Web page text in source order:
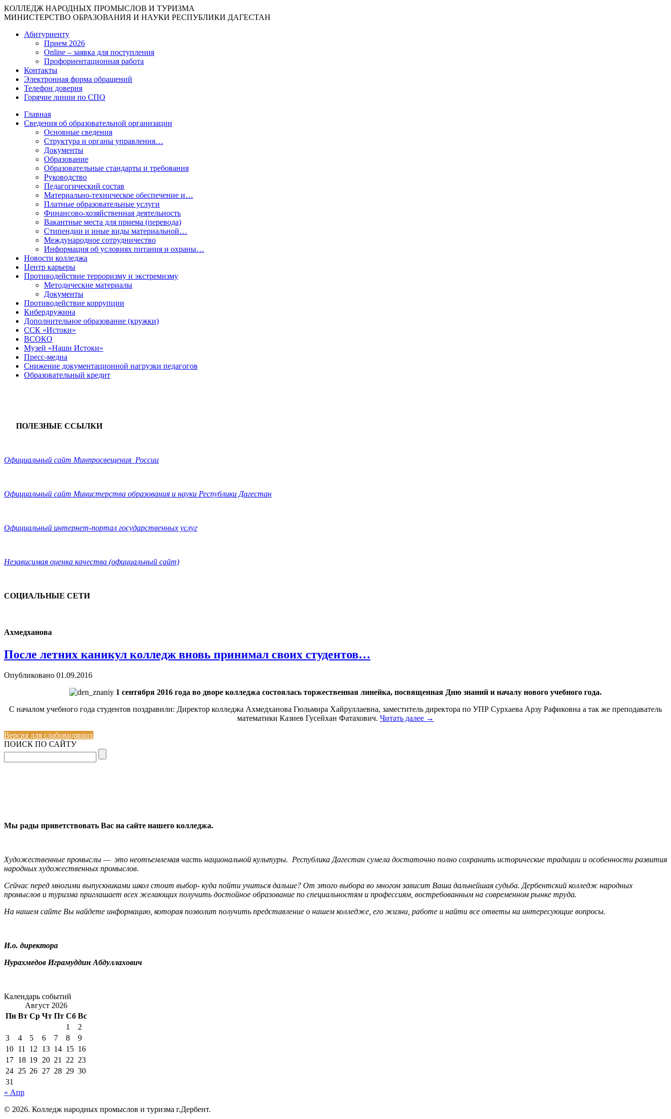
КОЛЛЕДЖ НАРОДНЫХ ПРОМЫСЛОВ И ТУРИЗМА
МИНИСТЕРСТВО ОБРАЗОВАНИЯ И НАУКИ РЕСПУБЛИКИ ДАГЕСТАН
Абитуриенту
Прием 2026
Online – заявка для поступления
Профориентационная работа
Контакты
Электронная форма обращений
Телефон доверия
Горячие линии по СПО
Главная
Сведения об образовательной организации
Основные сведения
Структура и органы управления…
Документы
Образование
Образовательные стандарты и требования
Руководство
Педагогический состав
Материально-техническое обеспечение и…
Платные образовательные услуги
Финансово-хозяйственная деятельность
Вакантные места для приема (перевода)
Стипендии и иные виды материальной…
Международное сотрудничество
Информация об условиях питания и охраны…
Новости колледжа
Центр карьеры
Противодействие терроризму и экстремизму
Методические материалы
Документы
Противодействие коррупции
Кибердружина
Дополнительное образование (кружки)
ССК «Истоки»
ВСОКО
Музей «Наши Истоки»
Пресс-медиа
Снижение документационной нагрузки педагогов
Образовательный кредит
ПОЛЕЗНЫЕ ССЫЛКИ
Официальный сайт Минпросвещения России
Официальный сайт Министерства образования и науки Республики Дагестан
Официальный интернет-портал государственных услуг
Независимая оценка качества (официальный сайт)
СОЦИАЛЬНЫЕ СЕТИ
Ахмедханова
После летних каникул колледж вновь принимал своих студентов…
Опубликовано 01.09.2016
1 сентября 2016 года во дворе колледжа состоялась торжественная линейка, посвященная Дню знаний и началу нового учебного года.
С началом учебного года студентов поздравили: Директор колледжа Ахмедханова Гюльмира Хайруллаевна, заместитель директора по УПР Сурхаева Арзу Рафиковна а так же преподаватель
математики Казиев Гусейхан Фатахович. Читать далее →
Версия для слабовидящих
ПОИСК ПО САЙТУ
Мы рады приветствовать Вас на сайте нашего колледжа.
Художественные промыслы — это неотъемлемая часть национальной культуры. Республика Дагестан сумела достаточно полно сохранить исторические традиции и особенности развития
народных художественных промыслов.
Сейчас перед многими выпускниками школ стоит выбор- куда пойти учиться дальше? От этого выбора во многом зависит Ваша дальнейшая судьба. Дербентский колледж народных
промыслов и туризма приглашает всех желающих получить достойное образование по специальностям и профессиям, востребованным на современном рынке труда.
На нашем сайте Вы найдете информацию, которая позволит получить представление о нашем колледже, его жизни, работе и найти все ответы на интересующие вопросы.
И.о. директора
Нурахмедов Играмуддин Абдуллахович
Календарь событий
Август 2026
Пн Вт Ср Чт Пт Сб Вс
1
2
3
4 5 6 7 8
9
10 11 12 13 14 15 16
17 18 19 20 21 22 23
24 25 26 27 28 29 30
31
« Апр
© 2026. Колледж народных промыслов и туризма г.Дербент.